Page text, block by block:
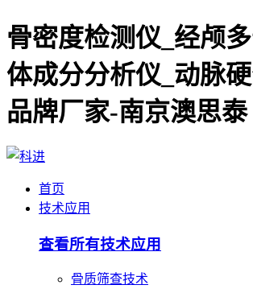
骨密度检测仪_经颅
体成分分析仪_动脉
品牌厂家-南京澳思泰
首页
技术应用
查看所有技术应用
骨质筛查技术